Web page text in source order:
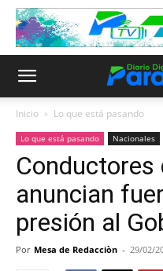
Inicio Lo que está pasando
Lo que está pasando Nacionales
Conductores
anuncian
presión al
Por Mesa de Redacciòn - 29/02/